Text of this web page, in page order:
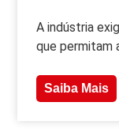
A indústria
que permitam
Saiba Mais